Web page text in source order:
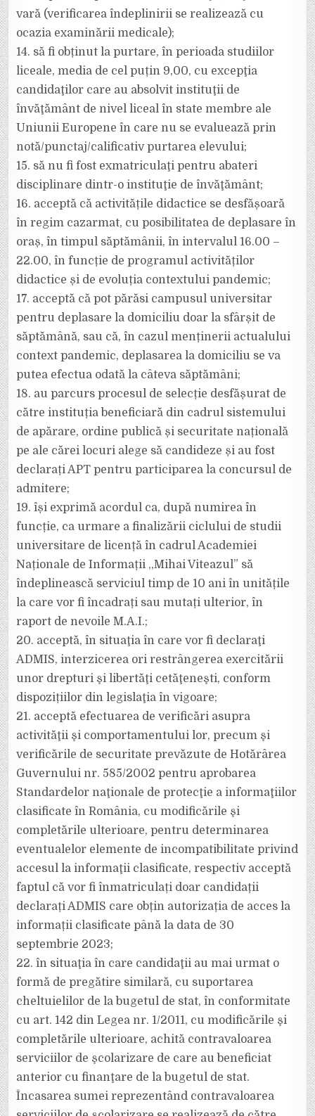
vară (verificarea îndeplinirii se realizează cu
ocazia examinării medicale);
14. să fi obținut la purtare, în perioada studiilor
liceale, media de cel puțin 9,00, cu excepţia
candidaţilor care au absolvit instituţii de
învăţământ de nivel liceal în state membre ale
Uniunii Europene în care nu se evaluează prin
notă/punctaj/calificativ purtarea elevului;
15. să nu fi fost exmatriculaţi pentru abateri
disciplinare dintr-o instituţie de învăţământ;
16. acceptă că activitățile didactice se desfășoară
în regim cazarmat, cu posibilitatea de deplasare în
oraș, în timpul săptămânii, în intervalul 16.00 –
22.00, în funcție de programul activităților
didactice și de evoluția contextului pandemic;
17. acceptă că pot părăsi campusul universitar
pentru deplasare la domiciliu doar la sfârșit de
săptămână, sau că, în cazul menținerii actualului
context pandemic, deplasarea la domiciliu se va
putea efectua odată la câteva săptămâni;
18. au parcurs procesul de selecție desfășurat de
către instituția beneficiară din cadrul sistemului
de apărare, ordine publică și securitate națională
pe ale cărei locuri alege să candideze și au fost
declarați APT pentru participarea la concursul de
admitere;
19. își exprimă acordul ca, după numirea în
funcție, ca urmare a finalizării ciclului de studii
universitare de licență în cadrul Academiei
Naționale de Informații ,,Mihai Viteazul” să
îndeplinească serviciul timp de 10 ani în unitățile
la care vor fi încadrați sau mutați ulterior, în
raport de nevoile M.A.I.;
20. acceptă, în situaţia în care vor fi declaraţi
ADMIS, interzicerea ori restrângerea exercitării
unor drepturi şi libertăţi cetăţeneşti, conform
dispozițiilor din legislaţia în vigoare;
21. acceptă efectuarea de verificări asupra
activităţii şi comportamentului lor, precum şi
verificările de securitate prevăzute de Hotărârea
Guvernului nr. 585/2002 pentru aprobarea
Standardelor naţionale de protecţie a informaţiilor
clasificate în România, cu modificările şi
completările ulterioare, pentru determinarea
eventualelor elemente de incompatibilitate privind
accesul la informaţii clasificate, respectiv acceptă
faptul că vor fi înmatriculați doar candidații
declarați ADMIS care obțin autorizația de acces la
informații clasificate până la data de 30
septembrie 2023;
22. în situaţia în care candidaţii au mai urmat o
formă de pregătire similară, cu suportarea
cheltuielilor de la bugetul de stat, în conformitate
cu art. 142 din Legea nr. 1/2011, cu modificările şi
completările ulterioare, achită contravaloarea
serviciilor de şcolarizare de care au beneficiat
anterior cu finanţare de la bugetul de stat.
Încasarea sumei reprezentând contravaloarea